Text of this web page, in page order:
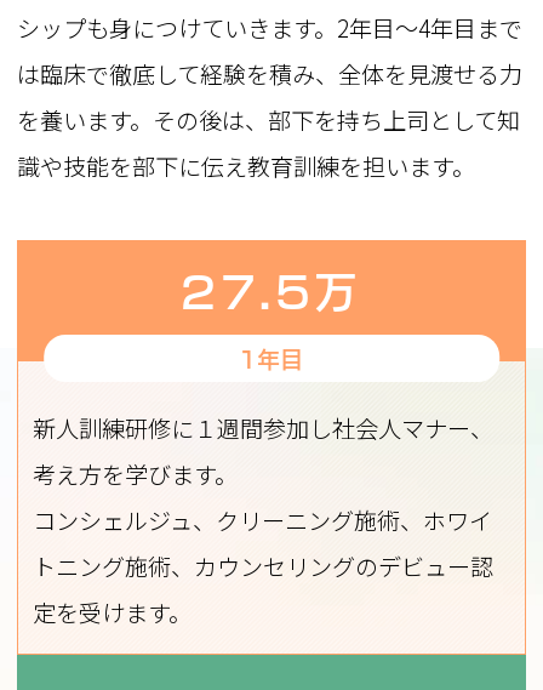
シップも身につけていきます。2年目～4年目まで
は臨床で徹底して経験を積み、全体を見渡せる力
を養います。その後は、部下を持ち上司として知
識や技能を部下に伝え教育訓練を担います。
27.5万
1年目
新人訓練研修に１週間参加し社会人マナー、
考え方を学びます。
コンシェルジュ、クリーニング施術、ホワイ
トニング施術、カウンセリングのデビュー認
定を受けます。